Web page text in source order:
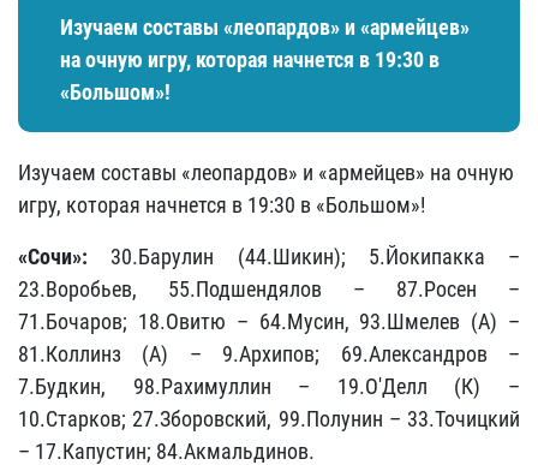
Изучаем составы «леопардов» и «армейцев»
на очную игру, которая начнется в 19:30 в
«Большом»!
Изучаем составы «леопардов» и «армейцев» на очную
игру, которая начнется в 19:30 в «Большом»!
«Сочи»: 30.Барулин (44.Шикин); 5.Йокипакка –
23.Воробьев, 55.Подшендялов – 87.Росен –
71.Бочаров; 18.Овитю – 64.Мусин, 93.Шмелев (А) –
81.Коллинз (А) – 9.Архипов; 69.Александров –
7.Будкин, 98.Рахимуллин – 19.О'Делл (К) –
10.Старков; 27.Зборовский, 99.Полунин – 33.Точицкий
– 17.Капустин; 84.Акмальдинов.